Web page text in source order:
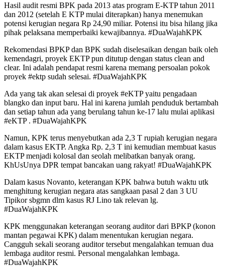
Hasil audit resmi BPK pada 2013 atas program E-KTP tahun 2011
dan 2012 (setelah E KTP mulai diterapkan) hanya menemukan
potensi kerugian negara Rp 24,90 miliar. Potensi itu bisa hilang jika
pihak pelaksana memperbaiki kewajibannya. #DuaWajahKPK
Rekomendasi BPKP dan BPK sudah diselesaikan dengan baik oleh
kemendagri, proyek EKTP pun ditutup dengan status clean and
clear. Ini adalah pendapat resmi karena memang persoalan pokok
proyek #ektp sudah selesai. #DuaWajahKPK
Ada yang tak akan selesai di proyek #eKTP yaitu pengadaan
blangko dan input baru. Hal ini karena jumlah penduduk bertambah
dan setiap tahun ada yang berulang tahun ke-17 lalu mulai aplikasi
#eKTP . #DuaWajahKPK
Namun, KPK terus menyebutkan ada 2,3 T rupiah kerugian negara
dalam kasus EKTP. Angka Rp. 2,3 T ini kemudian membuat kasus
EKTP menjadi kolosal dan seolah melibatkan banyak orang.
KhUsUnya DPR tempat bancakan uang rakyat! #DuaWajahKPK
Dalam kasus Novanto, keterangan KPK bahwa butuh waktu utk
menghitung kerugian negara atas sangkaan pasal 2 dan 3 UU
Tipikor sbgmn dlm kasus RJ Lino tak relevan lg.
#DuaWajahKPK
KPK menggunakan keterangan seorang auditor dari BPKP (konon
mantan pegawai KPK) dalam menentukan kerugian negara.
Cangguh sekali seorang auditor tersebut mengalahkan temuan dua
lembaga auditor resmi. Personal mengalahkan lembaga.
#DuaWajahKPK